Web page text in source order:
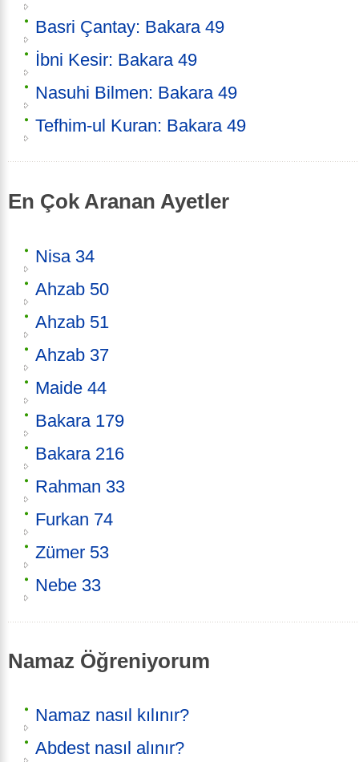
Basri Çantay: Bakara 49
İbni Kesir: Bakara 49
Nasuhi Bilmen: Bakara 49
Tefhim-ul Kuran: Bakara 49
En Çok Aranan Ayetler
Nisa 34
Ahzab 50
Ahzab 51
Ahzab 37
Maide 44
Bakara 179
Bakara 216
Rahman 33
Furkan 74
Zümer 53
Nebe 33
Namaz Öğreniyorum
Namaz nasıl kılınır?
Abdest nasıl alınır?